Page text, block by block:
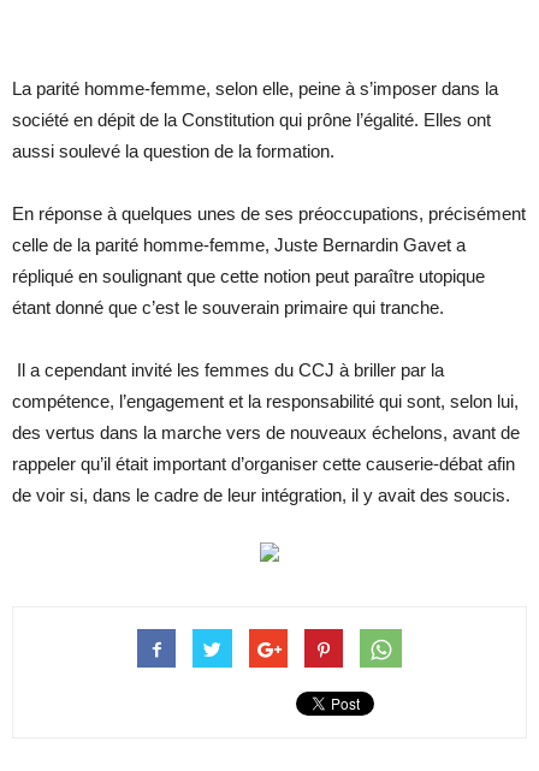
La parité homme-femme, selon elle, peine à s’imposer dans la
société en dépit de la Constitution qui prône l’égalité. Elles ont
aussi soulevé la question de la formation.
En réponse à quelques unes de ses préoccupations, précisément
celle de la parité homme-femme, Juste Bernardin Gavet a
répliqué en soulignant que cette notion peut paraître utopique
étant donné que c’est le souverain primaire qui tranche.
Il a cependant invité les femmes du CCJ à briller par la
compétence, l’engagement et la responsabilité qui sont, selon lui,
des vertus dans la marche vers de nouveaux échelons, avant de
rappeler qu’il était important d’organiser cette causerie-débat afin
de voir si, dans le cadre de leur intégration, il y avait des soucis.